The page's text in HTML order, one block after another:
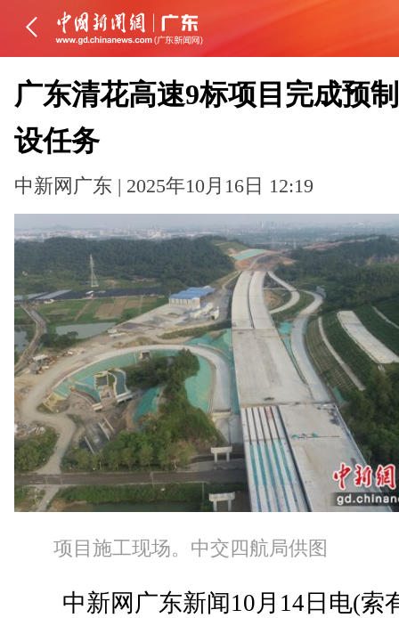
广东清花高速9标项目完成预
设任务
中新网广东 | 2025年10月16日 12:19
项目施工现场。中交四航局供图
中新网广东新闻10月14日电(索